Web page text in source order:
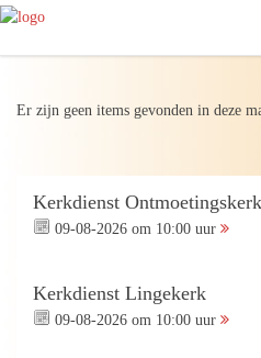
Er zijn geen items gevonden in deze
Kerkdienst Ontmoetingskerk
09-08-2026 om 10:00 uur
Kerkdienst Lingekerk
09-08-2026 om 10:00 uur